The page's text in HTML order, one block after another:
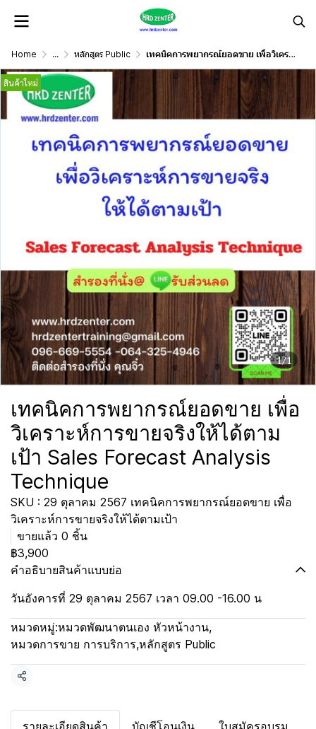
Home ... หลักสูตร Public เทคนิคการพยากรณ์ยอดขาย เพื่อวิเคราะห์การขายจริงให้ได้ตามเป้า Sales Forecast Analysis Technique
1/1
สินค้าใหม่
เทคนิคการพยากรณ์ยอดขาย เพื่อ
วิเคราะห์การขายจริงให้ได้ตาม
เป้า Sales Forecast Analysis
Technique
SKU : 29 ตุลาคม 2567 เทคนิคการพยากรณ์ยอดขาย เพื่อ
วิเคราะห์การขายจริงให้ได้ตามเป้า
ขายแล้ว 0 ชิ้น
฿3,900
คำอธิบายสินค้าแบบย่อ
วันอังคารที่ 29 ตุลาคม 2567 เวลา 09.00 -16.00 น
หมวดหมู่:หมวดพัฒนาตนเอง หัวหน้างาน,
หมวดการขาย การบริการ,หลักสูตร Public
แชร์
รายละเอียดสินค้า บัญชีโอนเงิน ใบสมัครอบรม